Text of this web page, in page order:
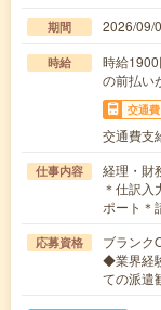
期間 2026/09/
時給
時給
の前払い
交通費
交通費支
仕事内容
経理・財
＊仕訳
ポート＊
応募資格
ブランク
◆業界経
ての派遣